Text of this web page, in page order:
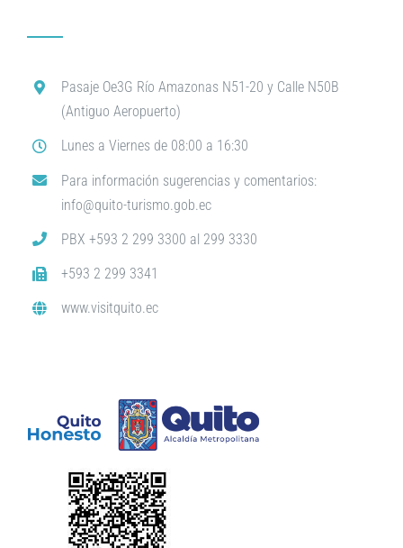
Pasaje Oe3G Río Amazonas N51-20 y Calle N50B
(Antiguo Aeropuerto)
Lunes a Viernes de 08:00 a 16:30
Para información sugerencias y comentarios:
info@quito-turismo.gob.ec
PBX +593 2 299 3300 al 299 3330
+593 2 299 3341
www.visitquito.ec